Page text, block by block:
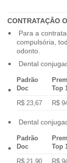
CONTRATAÇÃO
Para a
compulsória,
odonto.
Dental
Padrão
Doc
Top
R$ 23,67
R$
Dental
Padrão
Doc
Top
R$ 21,90
R$